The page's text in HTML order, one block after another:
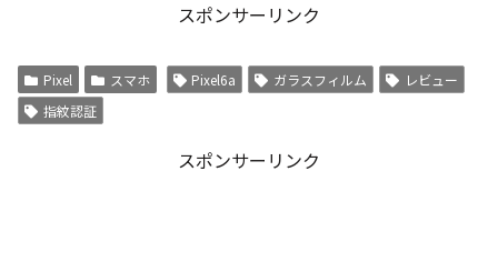
スポンサーリンク
Pixel スマホ Pixel6a ガラスフィルム
レビュー
指紋認証
スポンサーリンク